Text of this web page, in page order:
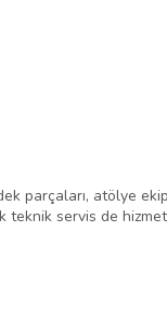
parçaları, atölye
teknik servis de